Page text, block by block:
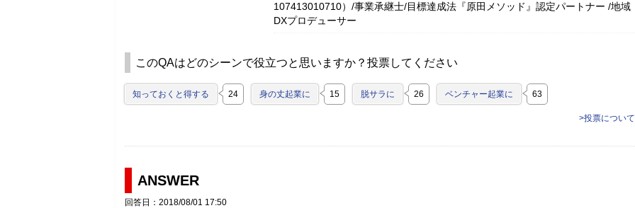
107413010710）/事業承継士/目標達成法『原田メソッド』認定パートナー /地域
DXプロデューサー
このQAはどのシーンで役立つと思いますか？投票してください
知っておくと得する 24 身の丈起業に 15 脱サラに 26 ベンチャー起業に 63
>投票について
ANSWER
回答日：2018/08/01 17:50